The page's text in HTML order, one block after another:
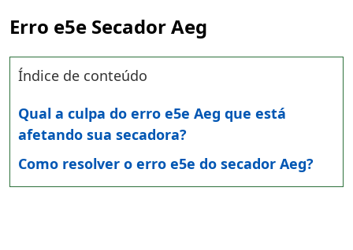
Erro e5e Secador Aeg
Índice de conteúdo
Qual a culpa do erro e5e Aeg que está
afetando sua secadora?
Como resolver o erro e5e do secador Aeg?